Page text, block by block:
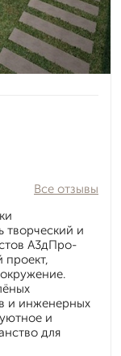
Все отзывы
творческий и
А3дПро-
проект,
и инженерных
и
для